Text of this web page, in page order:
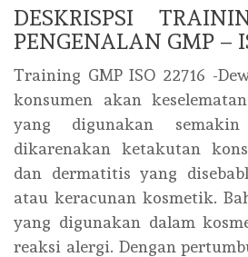
DESKRISPSI
PENGENALAN GMP –
Training GMP ISO 22716 -
konsumen akan
yang digunakan
dikarenakan ketakutan
dan dermatitis yang
atau keracunan kosmetik.
yang digunakan dalam
reaksi alergi. Dengan